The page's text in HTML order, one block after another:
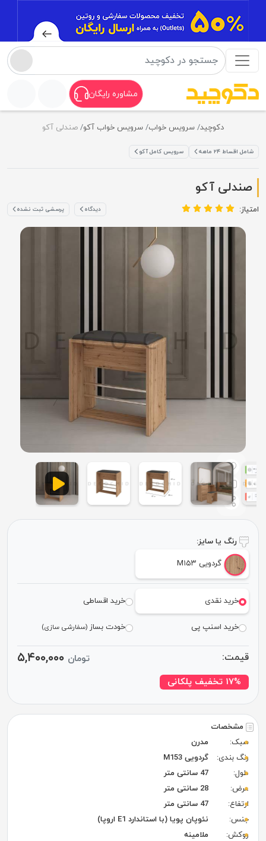
مشاوره رایگان
دکوچید سرویس خواب سرویس خواب آکو صندلی آکو
شامل اقساط ۲۴ ماهه سرویس کامل آکو
صندلی آکو
امتیاز: دیدگاه پرسشی ثبت نشده
مشخصات
سبک:
مدرن
رنگ بندی:
گردویی M153
طول:
47 سانتی متر
عرض:
28 سانتی متر
ارتفاع:
47 سانتی متر
جنس:
نئوپان پویا (با استاندارد E1 اروپا)
روکش:
ملامینه
رنگ یا سایز:
گردویی M۱۵۳
خرید نقدی خرید اقساطی
خرید اسنپ پی خودت بساز(سفارشی سازی)
قیمت: تومان ۵,۴۰۰,۰۰۰
۱۷% تخفیف پلکانی